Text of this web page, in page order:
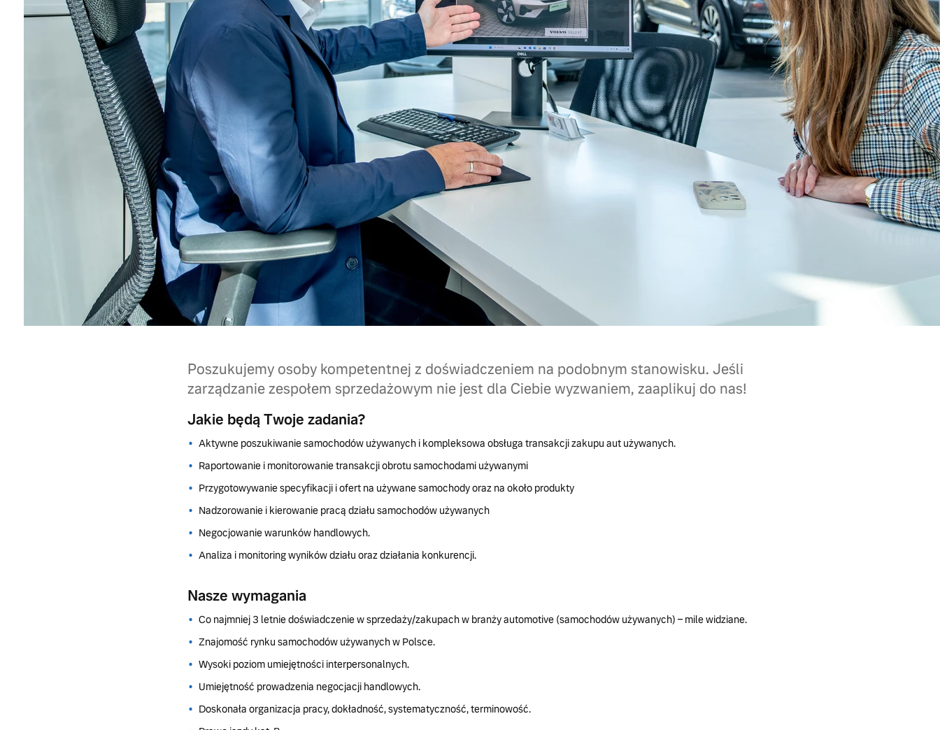
Poszukujemy osoby kompetentnej z doświadczeniem na podobnym stanowisku. Jeśli
zarządzanie zespołem sprzedażowym nie jest dla Ciebie wyzwaniem, zaaplikuj do nas!
Jakie będą Twoje zadania?
Aktywne poszukiwanie samochodów używanych i kompleksowa obsługa transakcji zakupu aut używanych.
Raportowanie i monitorowanie transakcji obrotu samochodami używanymi
Przygotowywanie specyfikacji i ofert na używane samochody oraz na około produkty
Nadzorowanie i kierowanie pracą działu samochodów używanych
Negocjowanie warunków handlowych.
Analiza i monitoring wyników działu oraz działania konkurencji.
Nasze wymagania
Co najmniej 3 letnie doświadczenie w sprzedaży/zakupach w branży automotive (samochodów używanych) – mile widziane.
Znajomość rynku samochodów używanych w Polsce.
Wysoki poziom umiejętności interpersonalnych.
Umiejętność prowadzenia negocjacji handlowych.
Doskonała organizacja pracy, dokładność, systematyczność, terminowość.